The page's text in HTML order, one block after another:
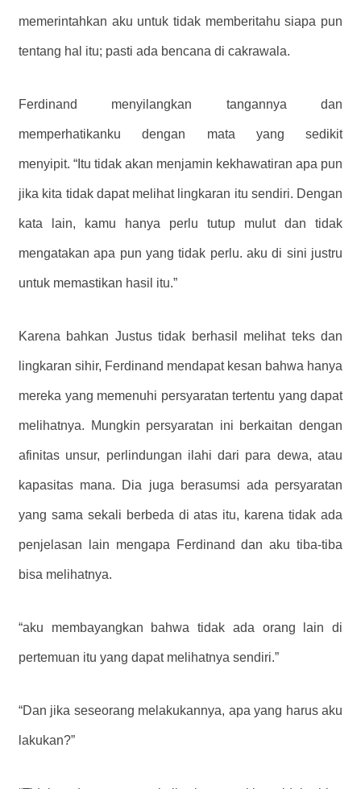
memerintahkan aku untuk tidak memberitahu siapa pun
tentang hal itu; pasti ada bencana di cakrawala.
Ferdinand menyilangkan tangannya dan
memperhatikanku dengan mata yang sedikit
menyipit. “Itu tidak akan menjamin kekhawatiran apa pun
jika kita tidak dapat melihat lingkaran itu sendiri. Dengan
kata lain, kamu hanya perlu tutup mulut dan tidak
mengatakan apa pun yang tidak perlu. aku di sini justru
untuk memastikan hasil itu.”
Karena bahkan Justus tidak berhasil melihat teks dan
lingkaran sihir, Ferdinand mendapat kesan bahwa hanya
mereka yang memenuhi persyaratan tertentu yang dapat
melihatnya. Mungkin persyaratan ini berkaitan dengan
afinitas unsur, perlindungan ilahi dari para dewa, atau
kapasitas mana. Dia juga berasumsi ada persyaratan
yang sama sekali berbeda di atas itu, karena tidak ada
penjelasan lain mengapa Ferdinand dan aku tiba-tiba
bisa melihatnya.
“aku membayangkan bahwa tidak ada orang lain di
pertemuan itu yang dapat melihatnya sendiri.”
“Dan jika seseorang melakukannya, apa yang harus aku
lakukan?”